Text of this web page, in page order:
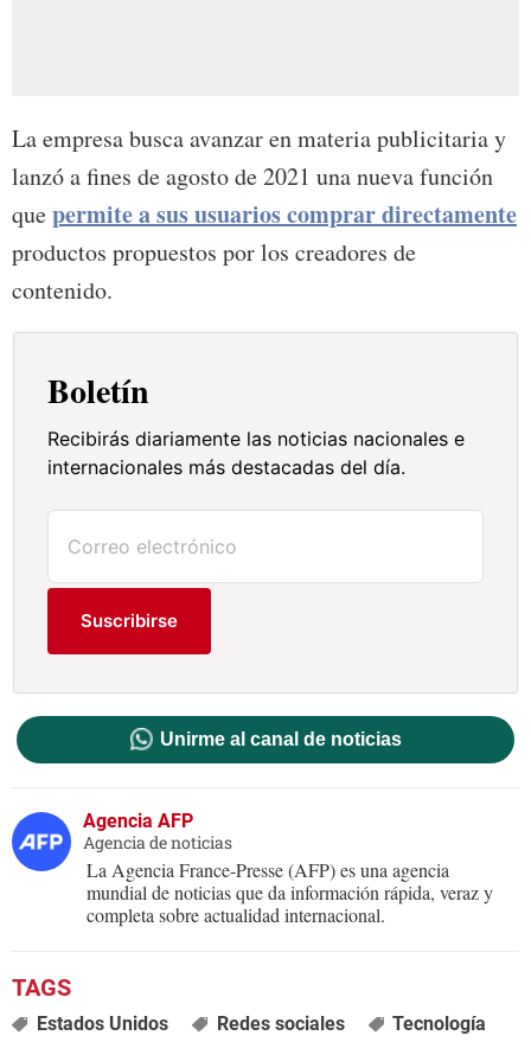
La empresa busca avanzar en materia publicitaria y
lanzó a fines de agosto de 2021 una nueva función
quepermite a sus usuarios comprar directamente
productos propuestos por los creadores de
contenido.
Boletín
Recibirás diariamente las noticias nacionales e
internacionales más destacadas del día.
Suscribirse
Unirme al canal de noticias
Agencia AFP
Agencia de noticias
La Agencia France-Presse (AFP) es una agencia
mundial de noticias que da información rápida, veraz y
completa sobre actualidad internacional.
Estados Unidos Redes sociales
Tecnología